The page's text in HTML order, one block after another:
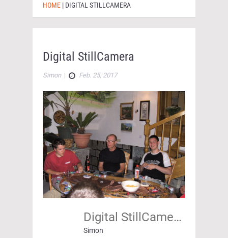
HOME | DIGITAL STILLCAMERA
Digital StillCamera
Simon| Feb. 25, 2017
Digital StillCamera
Simon